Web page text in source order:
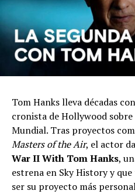
Tom Hanks lleva décadas
cronista de Hollywood sobre
Mundial. Tras proyectos
Masters of the Air, el actor
War II With Tom Hanks,
estrena en Sky History y
ser su proyecto más